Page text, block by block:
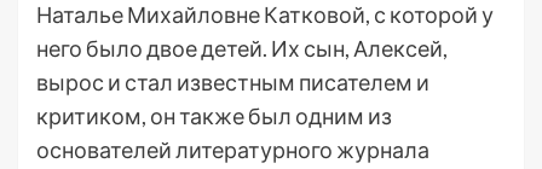
Наталье Михайловне Катковой, с которой у
него было двое детей. Их сын, Алексей,
вырос и стал известным писателем и
критиком, он также был одним из
основателей литературного журнала